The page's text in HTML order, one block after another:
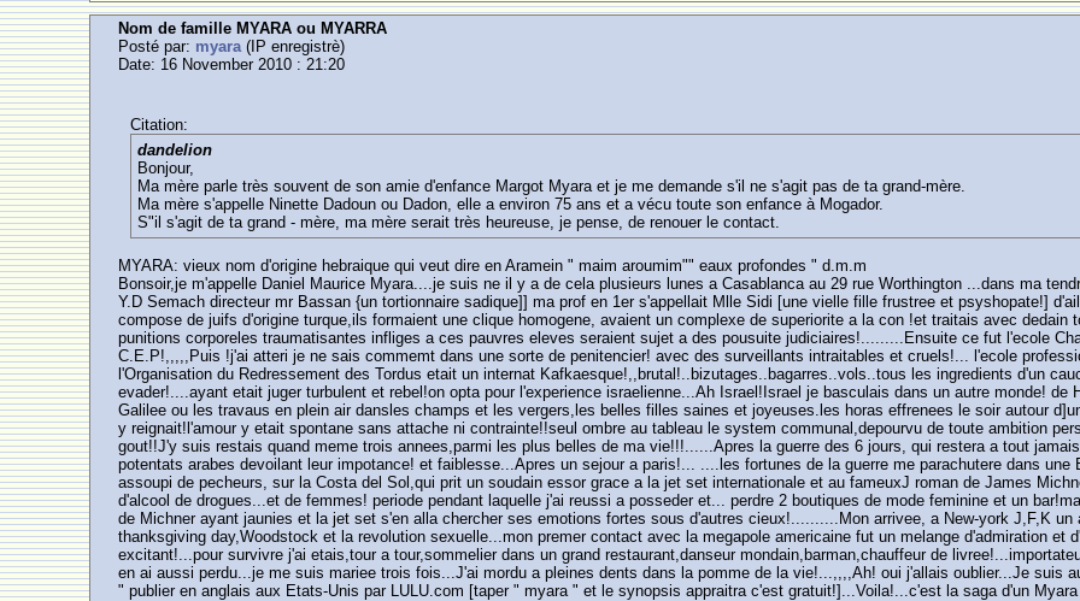
Nom de famille MYARA ou MYARRA
Posté par: myara(IP enregistrè)
Date: 16 November 2010 : 21:20
Citation:
dandelion
Bonjour,
Ma mère parle très souvent de son amie d'enfance Margot Myara et je me demande s'il ne s'agit pas de ta grand-mère.
Ma mère s'appelle Ninette Dadoun ou Dadon, elle a environ 75 ans et a vécu toute son enfance à Mogador.
S"il s'agit de ta grand - mère, ma mère serait très heureuse, je pense, de renouer le contact.
MYARA: vieux nom d'origine hebraique qui veut dire en Aramein " maim aroumim"" eaux profondes " d.m.m
Bonsoir,je m'appelle Daniel Maurice Myara....je suis ne il y a de cela plusieurs lunes a Casablanca au 29 rue Worthington ...dans ma
Y.D Semach directeur mr Bassan {un tortionnaire sadique]] ma prof en 1er s'appellait Mlle Sidi [une vielle fille frustree et psyshopate!]
compose de juifs d'origine turque,ils formaient une clique homogene, avaient un complexe de superiorite a la con !et traitais avec
punitions corporeles traumatisantes infliges a ces pauvres eleves seraient sujet a des pousuite judiciaires!.........Ensuite ce fut l'ecole
C.E.P!,,,,,Puis !j'ai atteri je ne sais commemt dans une sorte de penitencier! avec des surveillants intraitables et cruels!... l'ecole
l'Organisation du Redressement des Tordus etait un internat Kafkaesque!,,brutal!..bizutages..bagarres..vols..tous les ingredients d'un
evader!....ayant etait juger turbulent et rebel!on opta pour l'experience israelienne...Ah Israel!Israel je basculais dans un autre monde!
Galilee ou les travaus en plein air dansles champs et les vergers,les belles filles saines et joyeuses.les horas effrenees le soir autour
y reignait!l'amour y etait spontane sans attache ni contrainte!!seul ombre au tableau le system communal,depourvu de toute ambition
gout!!J'y suis restais quand meme trois annees,parmi les plus belles de ma vie!!!......Apres la guerre des 6 jours, qui restera a tout
potentats arabes devoilant leur impotance! et faiblesse...Apres un sejour a paris!... ....les fortunes de la guerre me parachutere dans
assoupi de pecheurs, sur la Costa del Sol,qui prit un soudain essor grace a la jet set internationale et au fameuxJ roman de James
d'alcool de drogues...et de femmes! periode pendant laquelle j'ai reussi a posseder et... perdre 2 boutiques de mode feminine et un
de Michner ayant jaunies et la jet set s'en alla chercher ses emotions fortes sous d'autres cieux!..........Mon arrivee, a New-york J,F,K
thanksgiving day,Woodstock et la revolution sexuelle...mon premer contact avec la megapole americaine fut un melange d'admiration et
excitant!...pour survivre j'ai etais,tour a tour,sommelier dans un grand restaurant,danseur mondain,barman,chauffeur de
en ai aussi perdu...je me suis mariee trois fois...J'ai mordu a pleines dents dans la pomme de la vie!...,,,,Ah! oui j'allais oublier...Je suis
" publier en anglais aux Etats-Unis par LULU.com [taper " myara " et le synopsis appraitra c'est gratuit!]...Voila!...c'est la saga d'un